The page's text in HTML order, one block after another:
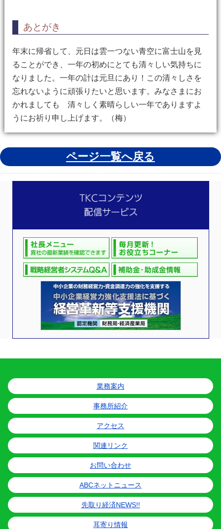
あとがき
年末に帰省して、元日は雲一つない青空に富士山を見
ることができ、一年の初めにとても清々しい気持ちに
なりました。一年の計は元旦にあり！この清々しさを
忘れないように頑張りたいと思います。みなさまにお
かれましても 清々しく素晴らしい一年でありますよ
うにお祈り申し上げます。（梅）
ページ一覧へ戻る
業務案内
事務所紹介
アクセス
関連リンク
お問い合わせ
ABCネットニュース
先取り経済NEWS!!
耳寄り情報